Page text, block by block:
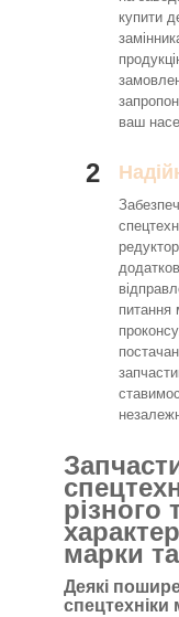
купити
ваш
2
різного
марки
Деякі
спецтехніки